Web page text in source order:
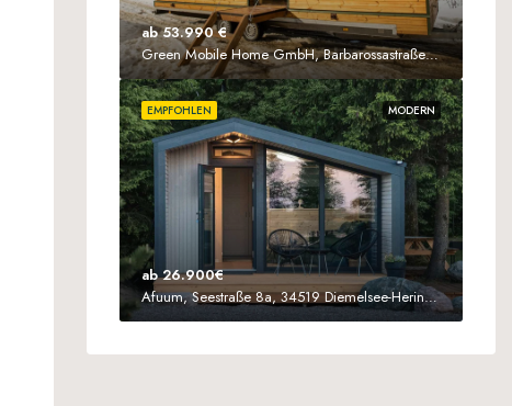
ab 53.990 €
Green Mobile Home GmbH, Barbarossastraße 61, D-63571 Gelnhausen
MODERN
EMPFOHLEN
ab 26.900€
Afuum, Seestraße 8a, 34519 Diemelsee-Heringhausen